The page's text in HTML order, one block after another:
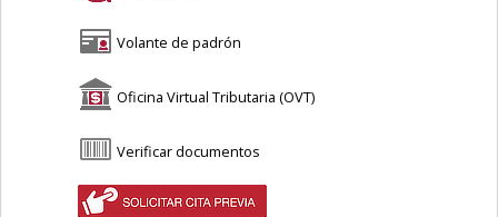
Volante de padrón
Oficina Virtual Tributaria (OVT)
Verificar documentos